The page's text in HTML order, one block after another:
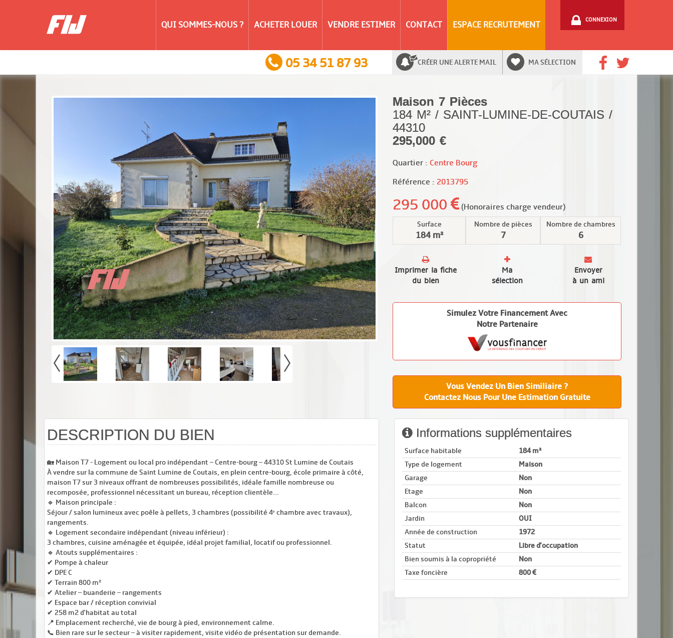
QUI SOMMES-NOUS ? ACHETER LOUER VENDRE ESTIMER CONTACT ESPACE RECRUTEMENT
CONNEXION
05 34 51 87 93 CRÉER UNE ALERTE MAIL MA SÉLECTION
Maison 7 Pièces
184 M² / SAINT-LUMINE-DE-COUTAIS /
44310
295,000 €
Quartier : Centre Bourg
Référence : 2013795
295 000 (Honoraires charge vendeur)
Surface
184 m²
Nombre de pièces
7
Nombre de chambres
6
Imprimer la fiche
du bien
Ma
sélection
Envoyer
à un ami
Simulez Votre Financement Avec
Notre Partenaire
Vous Vendez Un Bien Similiaire ?
Contactez Nous Pour Une Estimation Gratuite
DESCRIPTION DU BIEN
🏡 Maison T7 - Logement ou local pro indépendant – Centre-bourg – 44310 St Lumine de Coutais
À vendre sur la commune de Saint Lumine de Coutais, en plein centre-bourg, école primaire à côté,
maison T7 sur 3 niveaux offrant de nombreuses possibilités, idéale famille nombreuse ou
recomposée, professionnel nécessitant un bureau, réception clientèle...
🔹 Maison principale :
Séjour / salon lumineux avec poêle à pellets, 3 chambres (possibilité 4ᵉ chambre avec travaux),
rangements.
🔹 Logement secondaire indépendant (niveau inférieur) :
3 chambres, cuisine aménagée et équipée, idéal projet familial, locatif ou professionnel.
🔹 Atouts supplémentaires :
✔ Pompe à chaleur
✔ DPE C
✔ Terrain 800 m²
✔ Atelier – buanderie – rangements
✔ Espace bar / réception convivial
✔ 258 m2 d'habitat au total
📍 Emplacement recherché, vie de bourg à pied, environnement calme.
📞 Bien rare sur le secteur – à visiter rapidement, visite vidéo de présentation sur demande.
Informations supplémentaires
Surface habitable
184 m²
Type de logement
Maison
Garage
Non
Etage
Non
Balcon
Non
Jardin
OUI
Année de construction
1972
Statut
Libre d'occupation
Bien soumis à la copropriété
Non
Taxe foncière
800